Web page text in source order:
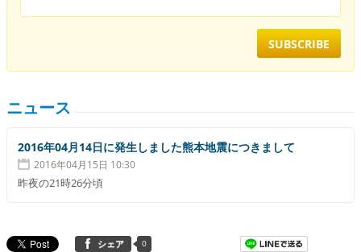
ニュース
2016年04月14日に発生しました熊本地震につきまして
2016年04月15日 10:30
昨夜の21時26分頃
シェア 0